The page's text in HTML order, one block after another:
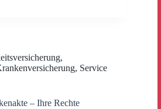
,
, Service
– Ihre Rechte